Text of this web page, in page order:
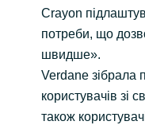
Crayon
потреби, що
швидше».
Verdane зібрала
користувачів зі
також